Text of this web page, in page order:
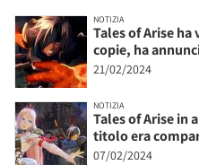
NOTIZIA
Tales of Arise
copie, ha
21/02/2024
NOTIZIA
Tales of Arise in
titolo era
07/02/2024